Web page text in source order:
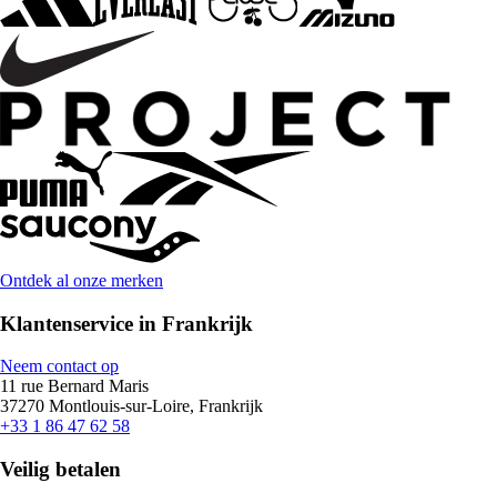
Ontdek al onze merken
Klantenservice in Frankrijk
Neem contact op
11 rue Bernard Maris
37270 Montlouis-sur-Loire, Frankrijk
+33 1 86 47 62 58
Veilig betalen